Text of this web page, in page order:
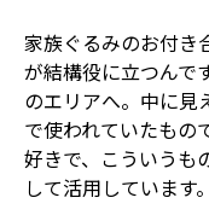
家族ぐるみのお付き
が結構役に立つんで
のエリアへ。中に見
で使われていたもの
好きで、こういうも
して活用しています。